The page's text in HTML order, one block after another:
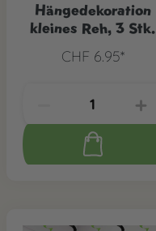
Hängedekoration
kleines Reh, 3 Stk.
CHF 6.95*